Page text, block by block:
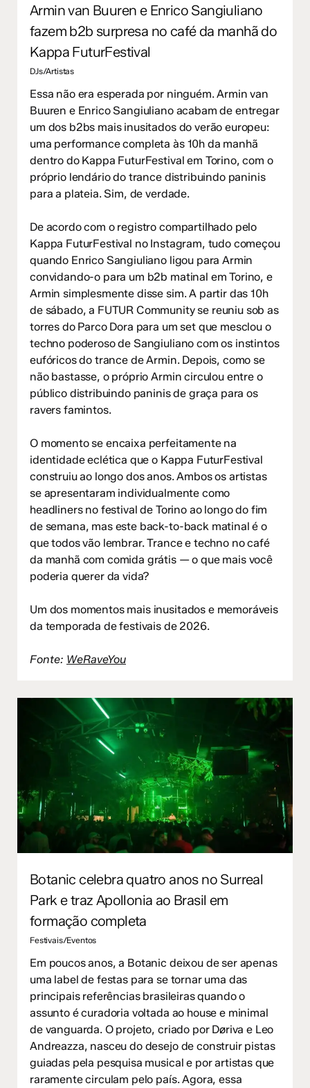
Armin van Buuren e Enrico Sangiuliano
fazem b2b surpresa no café da manhã do
Kappa FuturFestival
DJs/Artistas
Essa não era esperada por ninguém. Armin van
Buuren e Enrico Sangiuliano acabam de entregar
um dos b2bs mais inusitados do verão europeu:
uma performance completa às 10h da manhã
dentro do Kappa FuturFestival em Torino, com o
próprio lendário do trance distribuindo paninis
para a plateia. Sim, de verdade.
De acordo com o registro compartilhado pelo
Kappa FuturFestival no Instagram, tudo começou
quando Enrico Sangiuliano ligou para Armin
convidando-o para um b2b matinal em Torino, e
Armin simplesmente disse sim. A partir das 10h
de sábado, a FUTUR Community se reuniu sob as
torres do Parco Dora para um set que mesclou o
techno poderoso de Sangiuliano com os instintos
eufóricos do trance de Armin. Depois, como se
não bastasse, o próprio Armin circulou entre o
público distribuindo paninis de graça para os
ravers famintos.
O momento se encaixa perfeitamente na
identidade eclética que o Kappa FuturFestival
construiu ao longo dos anos. Ambos os artistas
se apresentaram individualmente como
headliners no festival de Torino ao longo do fim
de semana, mas este back-to-back matinal é o
que todos vão lembrar. Trance e techno no café
da manhã com comida grátis — o que mais você
poderia querer da vida?
Um dos momentos mais inusitados e memoráveis
da temporada de festivais de 2026.
Fonte: WeRaveYou
Botanic celebra quatro anos no Surreal
Park e traz Apollonia ao Brasil em
formação completa
Festivais/Eventos
Em poucos anos, a Botanic deixou de ser apenas
uma label de festas para se tornar uma das
principais referências brasileiras quando o
assunto é curadoria voltada ao house e minimal
de vanguarda. O projeto, criado por Døriva e Leo
Andreazza, nasceu do desejo de construir pistas
guiadas pela pesquisa musical e por artistas que
raramente circulam pelo país. Agora, essa